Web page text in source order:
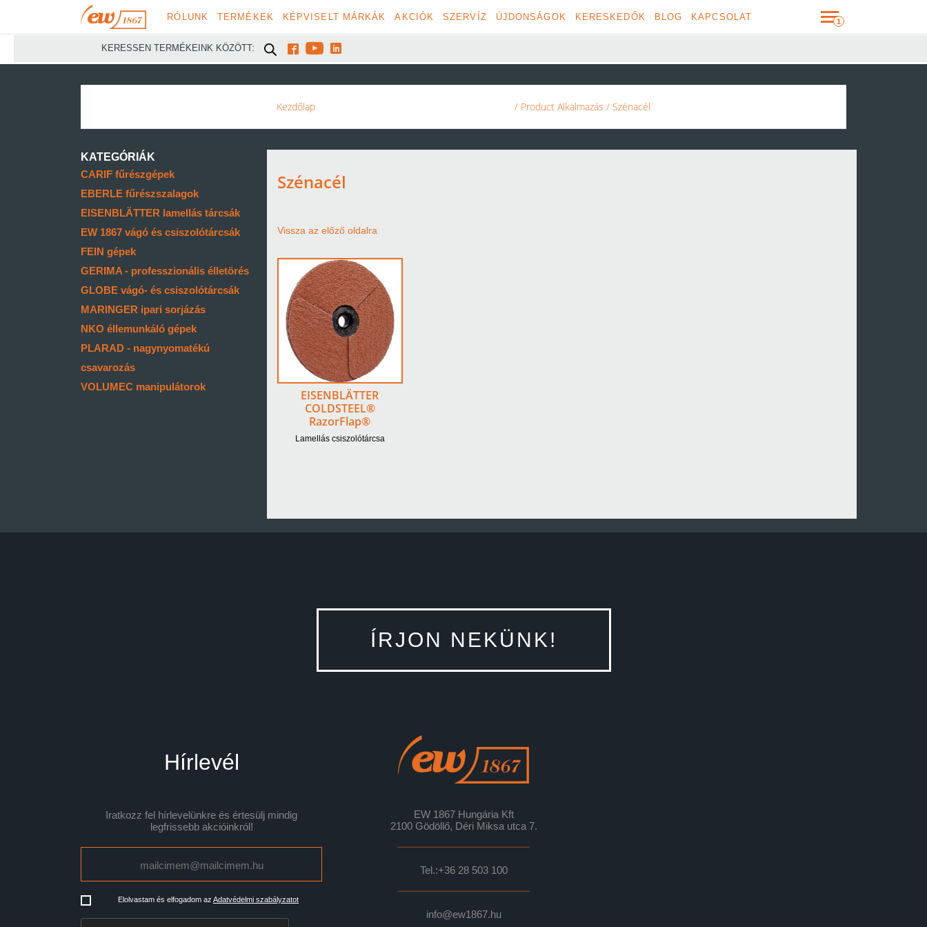
RÓLUNK TERMÉKEK KÉPVISELT MÁRKÁK AKCIÓK SZERVÍZ ÚJDONSÁGOK KERESKEDŐK BLOG KAPCSOLAT
KERESSEN TERMÉKEINK KÖZÖTT:   
Kezdőlap / Product Alkalmazás / Szénacél
KATEGÓRIÁK
CARIF fűrészgépek
EBERLE fűrészszalagok
EISENBLÄTTER lamellás tárcsák
EW 1867 vágó és csiszolótárcsák
FEIN gépek
GERIMA - professzionális élletörés
GLOBE vágó- és csiszolótárcsák
MARINGER ipari sorjázás
NKO éllemunkáló gépek
PLARAD - nagynyomatékú
csavarozás
VOLUMEC manipulátorok
Szénacél
Vissza az előző oldalra
EISENBLÄTTER
COLDSTEEL®
RazorFlap®
Lamellás csiszolótárcsa
ÍRJON NEKÜNK!
Hírlevél
Iratkozz fel hírlevelünkre és értesülj mindig
legfrissebb akcióinkról!
Elolvastam és elfogadom az Adatvédelmi szabályzatot
EW 1867 Hungária Kft
2100 Gödöllő, Déri Miksa utca 7.
Tel.:+36 28 503 100
info@ew1867.hu